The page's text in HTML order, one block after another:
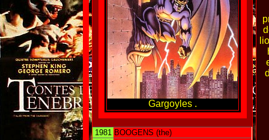
Gargoyles .
1981 BOOGENS (the)